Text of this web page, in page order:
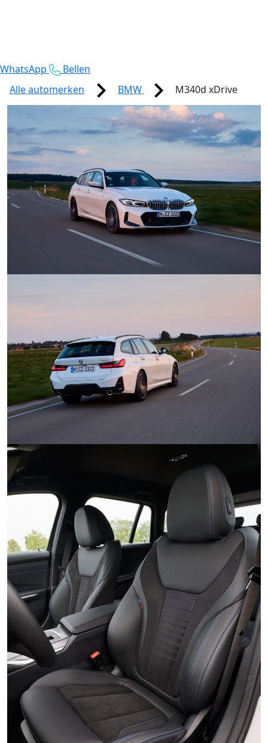
WhatsApp
Bellen
Alle automerken
BMW M340d xDrive